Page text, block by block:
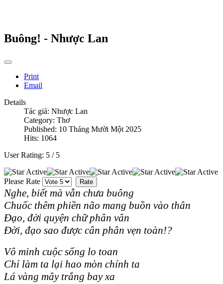
Buông! - Nhược Lan
Print
Email
Details
Tác giả: Nhược Lan
Category: Thơ
Published: 10 Tháng Mười Một 2025
Hits: 1064
User Rating: 5 / 5
Please Rate
Nghe, biết mà vẫn chưa buông
Chuốc thêm phiền não mang buồn vào thân
Đạo, đời quyện chữ phân vân
Đời, đạo sao được cân phân vẹn toàn!?
Vô minh cuộc sống lo toan
Chỉ làm ta lại hao mòn chính ta
Lá vàng mây trắng bay xa